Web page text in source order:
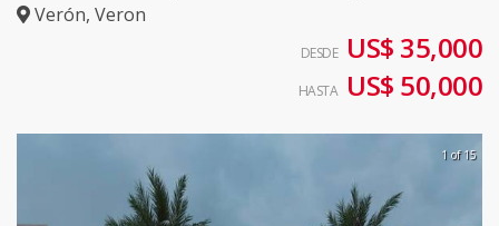
Verón, Veron
DESDE US$ 35,000
HASTA US$ 50,000
1 of 15